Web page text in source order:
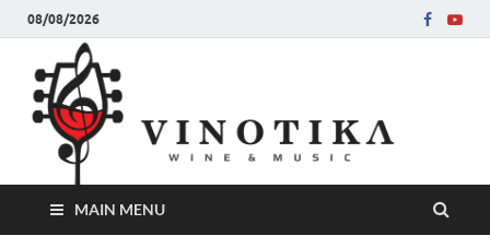
08/08/2026
MAIN MENU